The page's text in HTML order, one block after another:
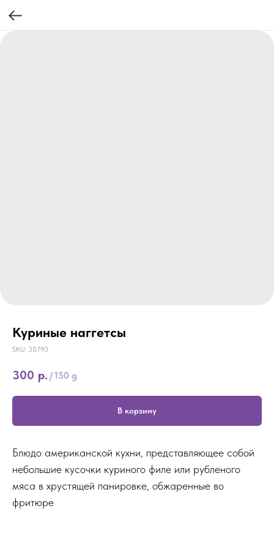
Куриные наггетсы
SKU: 30793
300 р. /150 g
В корзину
Блюдо американской кухни, представляющее собой
небольшие кусочки куриного филе или рубленого
мяса в хрустящей панировке, обжаренные во
фритюре